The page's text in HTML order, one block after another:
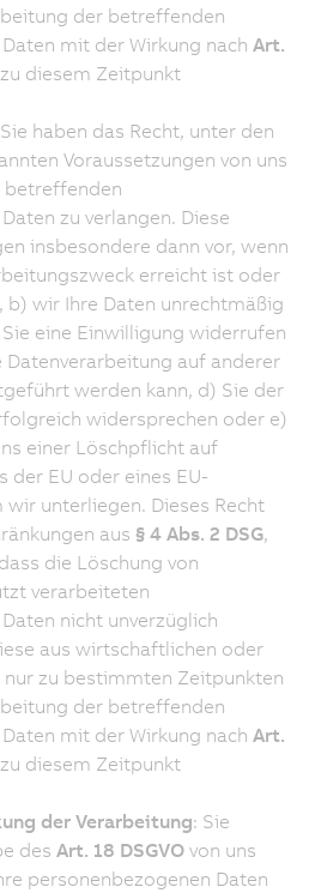
der betreffenden
mit der Wirkung nach Art.
diesem Zeitpunkt
haben das Recht, unter den
Voraussetzungen von uns
betreffenden
zu verlangen. Diese
insbesondere dann vor, wenn
erreicht ist oder
wir Ihre Daten unrechtmäßig
eine Einwilligung widerrufen
Datenverarbeitung auf anderer
werden kann, d) Sie der
widersprechen oder e)
einer Löschpflicht auf
der EU oder eines EU-
unterliegen. Dieses Recht
aus § 4 Abs. 2 DSG,
die Löschung von
verarbeiteten
nicht unverzüglich
aus wirtschaftlichen oder
nur zu bestimmten Zeitpunkten
der betreffenden
mit der Wirkung nach Art.
diesem Zeitpunkt
der Verarbeitung: Sie
des Art. 18 DSGVO von uns
personenbezogenen Daten